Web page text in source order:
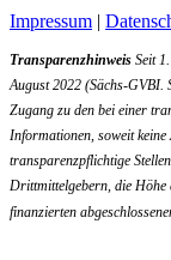
Impressum |
Transparenzhinweis Seit
August 2022 (Sächs-GVBI.
Zugang zu den bei einer
Informationen, soweit
transparenzpflichtige
Drittmittelgebern, die
finanzierten